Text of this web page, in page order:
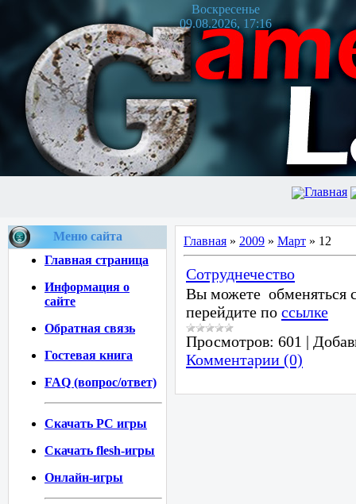
Воскресенье
09.08.2026, 17:16
Главная
Меню сайта
Главная страница
Информация о
сайте
Обратная связь
Гостевая книга
FAQ (вопрос/ответ)
Скачать PC игры
Скачать flesh-игры
Онлайн-игры
Главная » 2009 » Март » 12
Сотруднечество
Вы можете обменяться
перейдите по ссылке
Просмотров: 601 |
Комментарии (0)